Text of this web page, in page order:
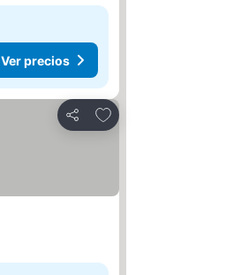
Ver precios
Compartir
Añadir a favoritos